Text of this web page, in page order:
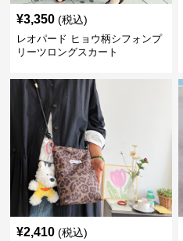
¥3,350 (税込)
レオパード ヒョウ柄シフォンプ
リーツロングスカート
¥2,410 (税込)